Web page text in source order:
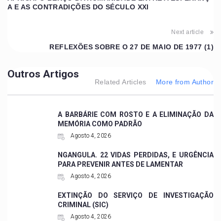
A E AS CONTRADIÇÕES DO SÉCULO XXI
Next article
REFLEXÕES SOBRE O 27 DE MAIO DE 1977 (1)
Outros Artigos
Related Articles More from Author
A BARBÁRIE COM ROSTO E A ELIMINAÇÃO DA
MEMÓRIA COMO PADRÃO
Agosto 4, 2026
NGANGULA. 22 VIDAS PERDIDAS, E URGÊNCIA
PARA PREVENIR ANTES DE LAMENTAR
Agosto 4, 2026
EXTINÇÃO DO SERVIÇO DE INVESTIGAÇÃO
CRIMINAL (SIC)
Agosto 4, 2026